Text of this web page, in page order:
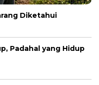
Diketahui
Padahal yang Hidup